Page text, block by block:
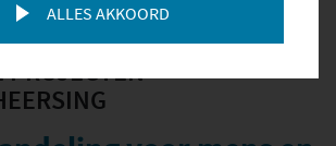
PROJECTEN
ALLES AKKOORD